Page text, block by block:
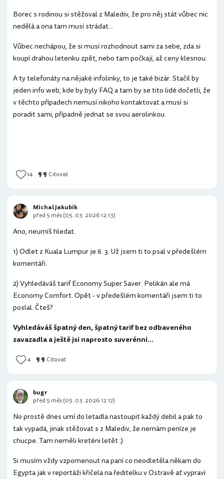
Borec s rodinou si stěžoval z Malediv, že pro něj stát vůbec nic
nedělá a ona tam musí strádat...
Vůbec nechápou, že si musí rozhodnout sami za sebe, zda si
koupí drahou letenku zpět, nebo tam počkají, až ceny klesnou.
A ty telefonáty na nějaké infolinky, to je také bizár. Stačil by
jeden info web, kde by byly FAQ a tam by se tito lidé dočetli, že
v těchto případech nemusí nikoho kontaktovat a musí si
poradit sami, případně jednat se svou aerolinkou.
14 Citovat
Ano, neumíš hledat.
1) Odlet z Kuala Lumpur je 6. 3. Už jsem ti to psal v předešlém
komentáři.
2) Vyhledáváš tarif Economy Super Saver. Pelikán ale má
Economy Comfort. Opět - v předešlém komentáři jsem ti to
poslal. Čteš?
Vyhledáváš špatný den, špatný tarif bez odbaveného
zavazadla a ještě jsi naprosto suverénní...
4 Citovat
Michal Jakubík
před 5 měs (05. 03. 2026 12:13)
No prostě dnes umí do letadla nastoupit každý debil a pak to
tak vypadá, jinak stěžovat s z Malediv, že nemám peníze je
chucpe. Tam neměli kreténi letět :)
Si musím vždy vzpomenout na paní co neodletěla někam do
Egypta jak v reportáži křičela na ředitelku v Ostravě ať vypraví
bugr
před 5 měs (05. 03. 2026 12:17)